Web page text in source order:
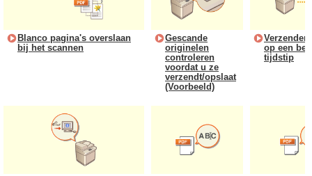
Blanco pagina's overslaan
bij het scannen
Gescande
originelen
controleren
voordat u ze
verzendt/opslaat
(Voorbeeld)
op een
tijdstip